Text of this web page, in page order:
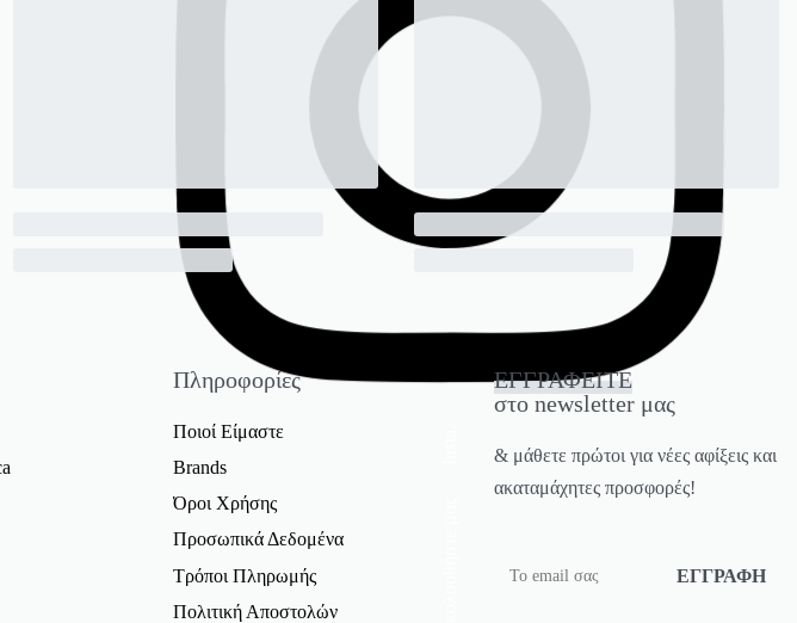
Πληροφορίες
Ποιοί Είμαστε
Brands
Όροι Χρήσης
Προσωπικά Δεδομένα
Τρόποι Πληρωμής
Πολιτική Αποστολών
ΕΓΓΡΑΦΕΙΤΕ
στο newsletter μας
& μάθετε πρώτοι για νέες αφίξεις και
ακαταμάχητες προσφορές!